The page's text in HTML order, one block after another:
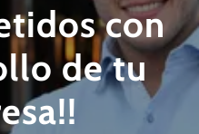
con
de tu